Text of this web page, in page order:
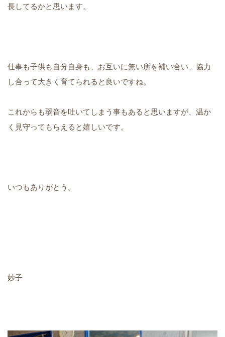
長してるかと思います。
仕事も子供も自分自身も、お互いに無い所を補い合い、協力
し合って大きく育てられると良いですね。
これからも弱音を吐いてしまう事もあると思いますが、温か
く見守ってもらえると嬉しいです。
いつもありがとう。
妙子